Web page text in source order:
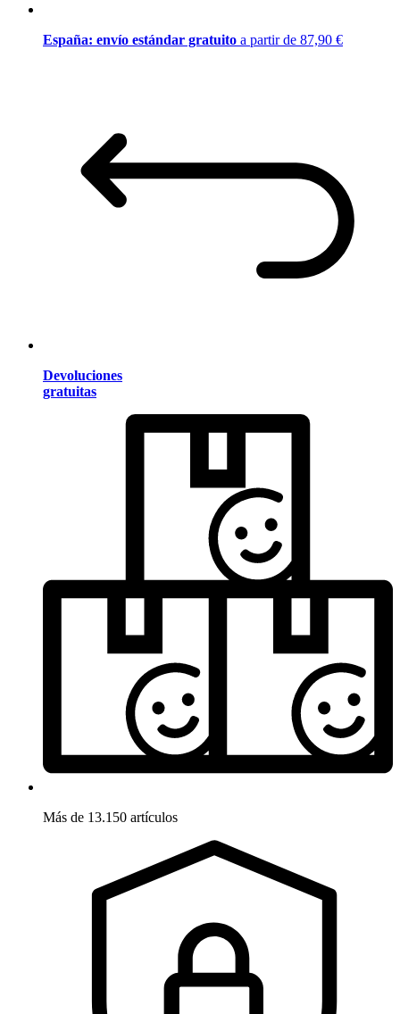
España: envío estándar gratuito a partir de 87,90 €
Devoluciones
gratuitas
Más de 13.150 artículos